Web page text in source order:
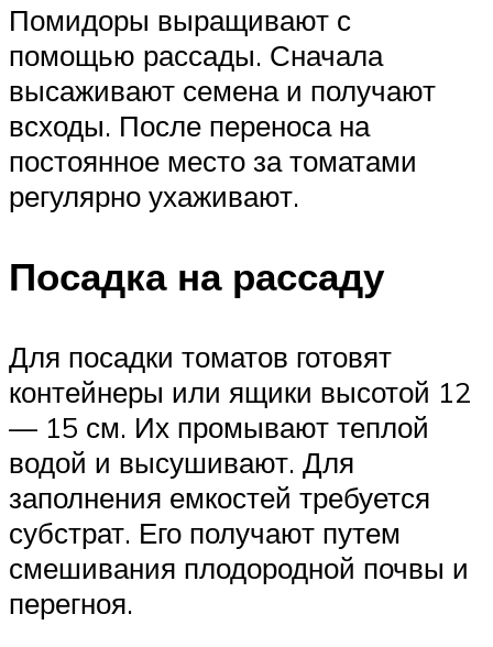
Помидоры выращивают с
помощью рассады. Сначала
высаживают семена и получают
всходы. После переноса на
постоянное место за томатами
регулярно ухаживают.
Посадка на рассаду
Для посадки томатов готовят
контейнеры или ящики высотой 12
— 15 см. Их промывают теплой
водой и высушивают. Для
заполнения емкостей требуется
субстрат. Его получают путем
смешивания плодородной почвы и
перегноя.